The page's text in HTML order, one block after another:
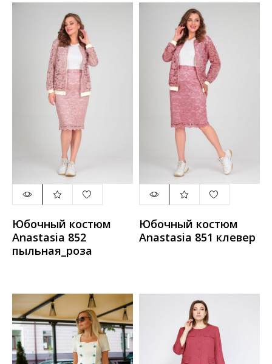
Юбочный костюм
Anastasia 852
пыльная_роза
Юбочный костюм
Anastasia 851 клевер